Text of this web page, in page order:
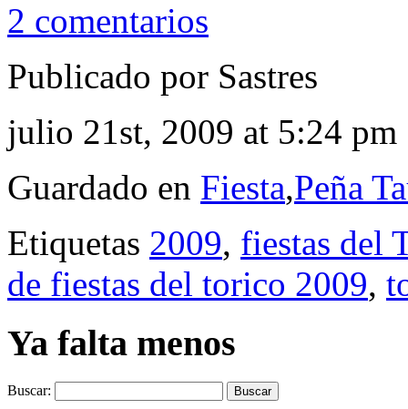
2 comentarios
Publicado por Sastres
julio 21st, 2009 at 5:24 pm
Guardado en Fiesta,Peña
Etiquetas 2009, fiestas del
de fiestas del torico 2009,
Ya falta menos
Buscar: